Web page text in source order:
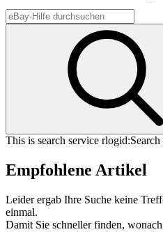
This is search service rlogid:
Empfohlene Artikel
Leider ergab Ihre Suche keine
einmal.
Damit Sie schneller finden,